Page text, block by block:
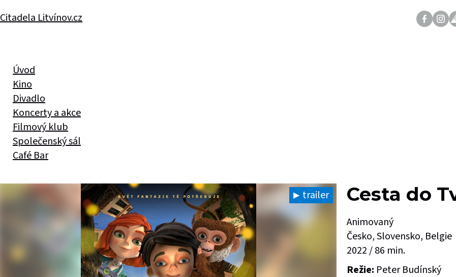
Citadela Litvínov.cz
Úvod
Kino
Divadlo
Koncerty a akce
Filmový klub
Společenský sál
Café Bar
Cesta do
Animovaný
Česko, Slovensko, Belgie
2022 / 86 min.
Režie: Peter Budínský
trailer